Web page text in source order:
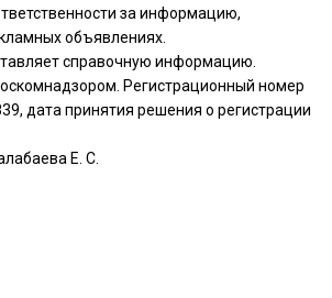
за информацию,
объявлениях.
справочную информацию.
Регистрационный номер
дата принятия решения о регистрации
Е. С.